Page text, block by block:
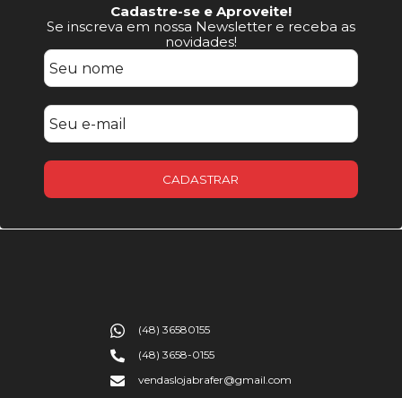
Cadastre-se e Aproveite!
Se inscreva em nossa Newsletter e receba as
novidades!
CADASTRAR
(48) 36580155
(48) 3658-0155
vendaslojabrafer@gmail.com